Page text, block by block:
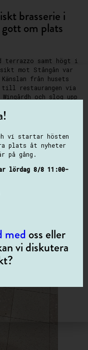
brasserie i
om plats
terrazzo samt högt i
mot Stångån var
från husets
restaurangen via
och slog upp
vi startar hösten
plats åt nyheter
på gång.
lördag 8/8 11:00-
medoss eller
vi diskutera